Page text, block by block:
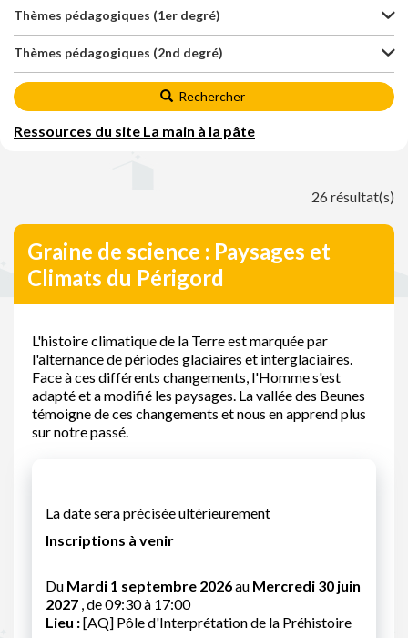
Thèmes pédagogiques (1er degré)
Thèmes pédagogiques (2nd degré)
Rechercher
Ressources du site La main à la pâte
26 résultat(s)
Graine de science : Paysages et
Climats du Périgord
L'histoire climatique de la Terre est marquée par
l'alternance de périodes glaciaires et interglaciaires.
Face à ces différents changements, l'Homme s'est
adapté et a modifié les paysages. La vallée des Beunes
témoigne de ces changements et nous en apprend plus
sur notre passé.
La date sera précisée ultérieurement
Inscriptions à venir
Du Mardi 1 septembre 2026au Mercredi 30 juin
2027 , de 09:30 à 17:00
Lieu :[AQ] Pôle d'Interprétation de la Préhistoire